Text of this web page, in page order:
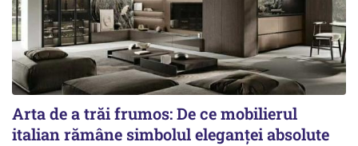
Arta de a trăi frumos: De ce mobilierul
italian rămâne simbolul eleganței absolute